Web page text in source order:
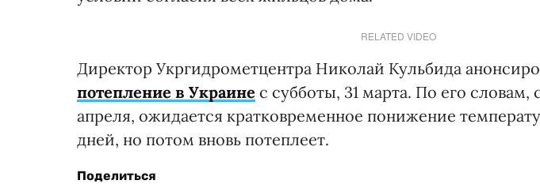
RELATED VIDEO
Директор Укргидрометцентра Николай Кульбида
потепление в Украине с субботы, 31 марта. По его словам,
апреля, ожидается кратковременное понижение
дней, но потом вновь потеплеет.
Поделиться